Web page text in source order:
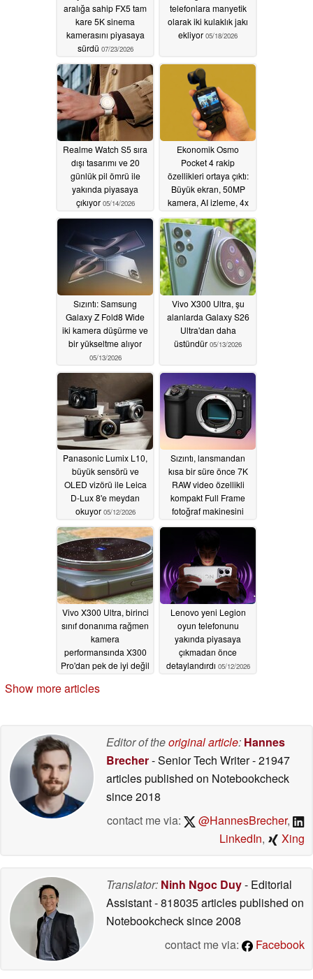
aralığa sahip FX5 tam
kare 5K sinema
kamerasını piyasaya
sürdü 07/23/2026
telefonlara manyetik
olarak iki kulaklık jakı
ekliyor 05/18/2026
Realme Watch S5 sıra
dışı tasarımı ve 20
günlük pil ömrü ile
yakında piyasaya
çıkıyor 05/14/2026
Ekonomik Osmo
Pocket 4 rakip
özellikleri ortaya çıktı:
Büyük ekran, 50MP
kamera, AI izleme, 4x
05/13/2026
Sızıntı: Samsung
Galaxy Z Fold8 Wide
iki kamera düşürme ve
bir yükseltme alıyor
05/13/2026
Vivo X300 Ultra, şu
alanlarda Galaxy S26
Ultra'dan daha
üstündür 05/13/2026
Panasonic Lumix L10,
büyük sensörü ve
OLED vizörü ile Leica
D-Lux 8'e meydan
okuyor 05/12/2026
Sızıntı, lansmandan
kısa bir süre önce 7K
RAW video özellikli
kompakt Full Frame
fotoğraf makinesini
05/12/2026
Vivo X300 Ultra, birinci
sınıf donanıma rağmen
kamera
performansında X300
Pro'dan pek de iyi değil
Lenovo yeni Legion
oyun telefonunu
yakında piyasaya
çıkmadan önce
detaylandırdı 05/12/2026
Show more articles
Editor of theoriginal article: Hannes
Brecher- Senior Tech Writer- 21947
articles published on Notebookcheck
since 2018
contact me via:
@HannesBrecher,
LinkedIn, Xing
Translator: Ninh Ngoc Duy- Editorial
Assistant- 818035 articles published on
Notebookchecksince 2008
contact me via:
Facebook